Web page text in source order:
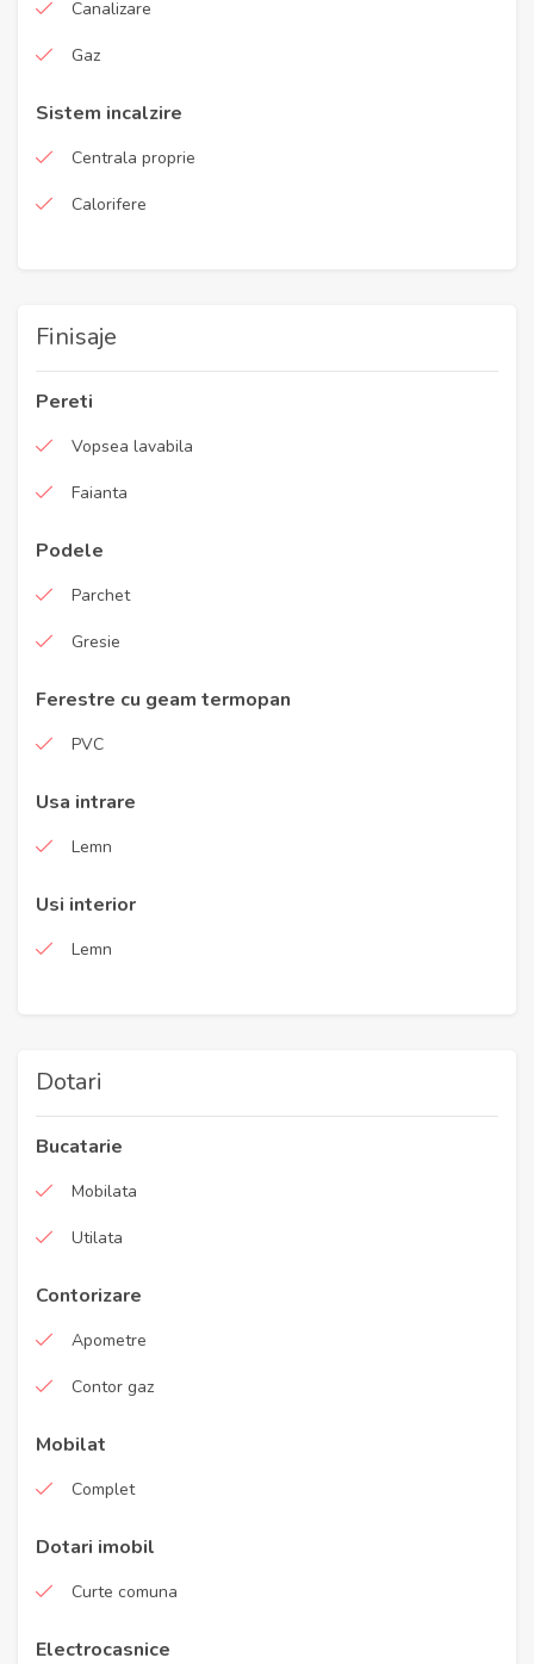
Canalizare
Gaz
Sistem incalzire
Centrala proprie
Calorifere
Finisaje
Pereti
Vopsea lavabila
Faianta
Podele
Parchet
Gresie
Ferestre cu geam termopan
PVC
Usa intrare
Lemn
Usi interior
Lemn
Dotari
Bucatarie
Mobilata
Utilata
Contorizare
Apometre
Contor gaz
Mobilat
Complet
Dotari imobil
Curte comuna
Electrocasnice